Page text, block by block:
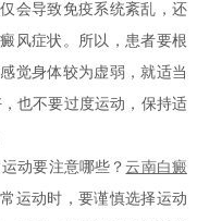
导致免疫系统紊乱，还
风症状。所以，患者要根
觉身体较为虚弱，就适当
也不要过度运动，保持适
动要注意哪些？云南白癜
运动时，要谨慎选择运动